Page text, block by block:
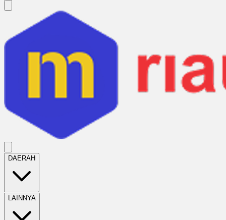
DAERAH
LAINNYA